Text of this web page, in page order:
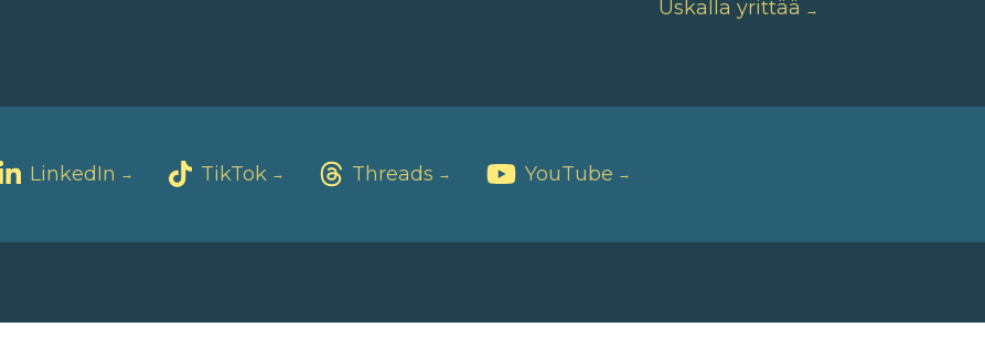
Uskalla yrittää
LinkedIn → TikTok → Threads → YouTube →